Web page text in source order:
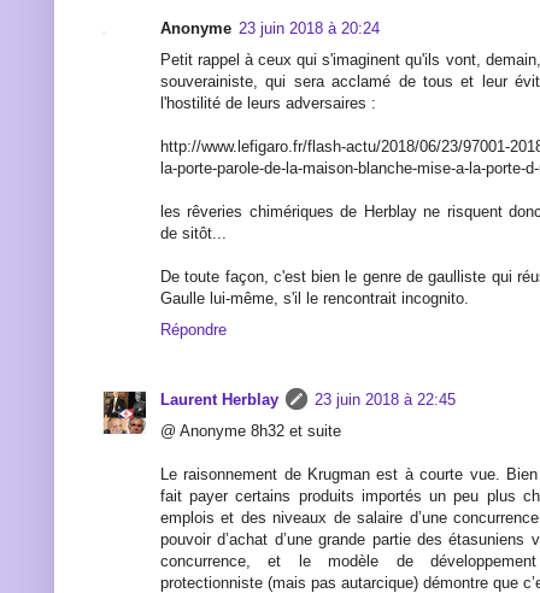
Anonyme 23 juin 2018 à 20:24
Petit rappel à ceux qui s'imaginent qu'ils vont,
souverainiste, qui sera acclamé de tous et leur
l'hostilité de leurs adversaires :
http://www.lefigaro.fr/flash-actu/2018/06/23/97001-
la-porte-parole-de-la-maison-blanche-mise-a-la-porte-
les rêveries chimériques de Herblay ne risquent
de sitôt...
De toute façon, c'est bien le genre de gaulliste qui
Gaulle lui-même, s'il le rencontrait incognito.
Répondre
Laurent Herblay
23 juin 2018 à 22:45
@ Anonyme 8h32 et suite
Le raisonnement de Krugman est à courte vue.
fait payer certains produits importés un peu plus
emplois et des niveaux de salaire d’une
pouvoir d’achat d’une grande partie des étasuniens
concurrence, et le modèle de
protectionniste (mais pas autarcique) démontre que